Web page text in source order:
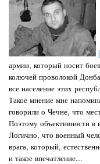
армии, который носит
колючей проволокой
все население этих
Такое мнение мне
говорили о Чечне, что
Поэтому объективности в
Логично, что военный
врага, который,
и такое впечатление...